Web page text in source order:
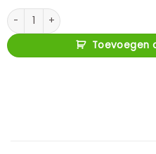
Draaibare eetkamerstoel Lux
Toevoegen